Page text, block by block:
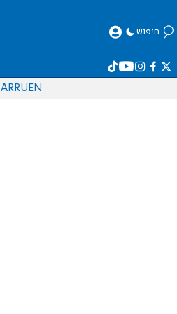
חיפוש
EN
RU
AR